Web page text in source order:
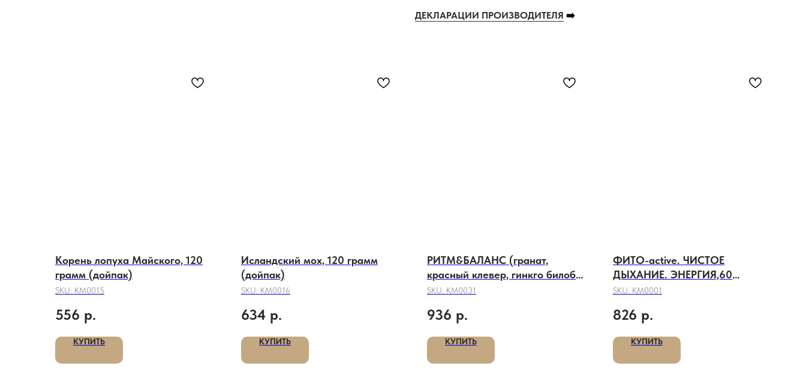
ДЕКЛАРАЦИИ ПРОИЗВОДИТЕЛЯ ➡️
Корень лопуха Майского, 120
грамм (дойпак)
SKU: КМ0015
556 р.
КУПИТЬ
Исландский мох, 120 грамм
(дойпак)
SKU: КМ0016
634 р.
КУПИТЬ
РИТМ&БАЛАНС (гранат,
красный клевер, гинкго билоба),
60 кап*0,5 гр.
SKU: КМ0031
936 р.
КУПИТЬ
ФИТО-active. ЧИСТОЕ
ДЫХАНИЕ. ЭНЕРГИЯ,60
кап.*0,5 гр.
SKU: КМ0001
826 р.
КУПИТЬ